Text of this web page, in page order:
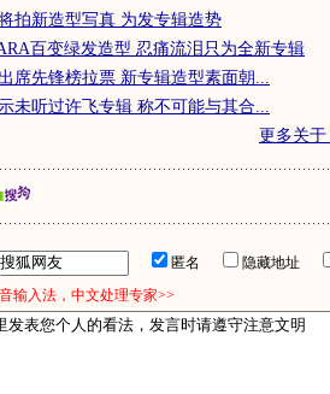
拍新造型写真 为发专辑造势
百变绿发造型 忍痛流泪只为全新专辑
席先锋榜拉票 新专辑造型素面朝...
未听过许飞专辑 称不可能与其合...
更多关于
匿名 隐藏地址
输入法，中文处理专家>>